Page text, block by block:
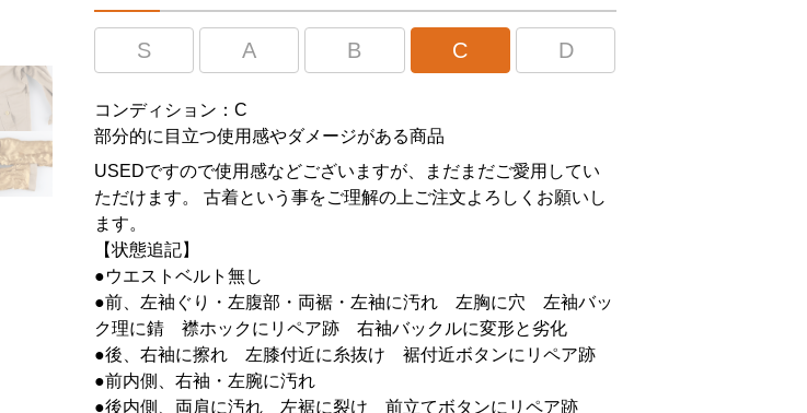
S A B C D
コンディション：C
部分的に目立つ使用感やダメージがある商品
USEDですので使用感などございますが、まだまだご愛用してい
ただけます。 古着という事をご理解の上ご注文よろしくお願いし
ます。
【状態追記】
●ウエストベルト無し
●前、左袖ぐり・左腹部・両裾・左袖に汚れ 左胸に穴 左袖バッ
ク理に錆 襟ホックにリペア跡 右袖バックルに変形と劣化
●後、右袖に擦れ 左膝付近に糸抜け 裾付近ボタンにリペア跡
●前内側、右袖・左腕に汚れ
●後内側、両肩に汚れ 左裾に裂け 前立てボタンにリペア跡